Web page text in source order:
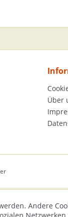
Über
Andere